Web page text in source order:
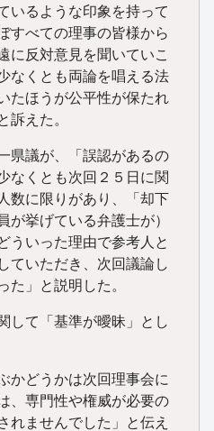
いるような印象を持って
すべての理事の皆様から
に反対意見を聞いていこ
なくとも両論を唱える法
たほうが公平性が保たれ
訴えた。
県議が、「誤認があるの
なくとも次回２５日に関
数に限りがあり、「却下
が挙げている弁護士が）
ういった理由で参考人と
ていただき、次回議論し
た」と説明した。
して「基準が曖昧」とし
かどうかは次回理事会に
、専門性や権威が必要の
れませんでした」と伝え